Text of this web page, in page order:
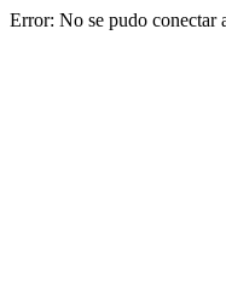
Error: No se pudo conectar